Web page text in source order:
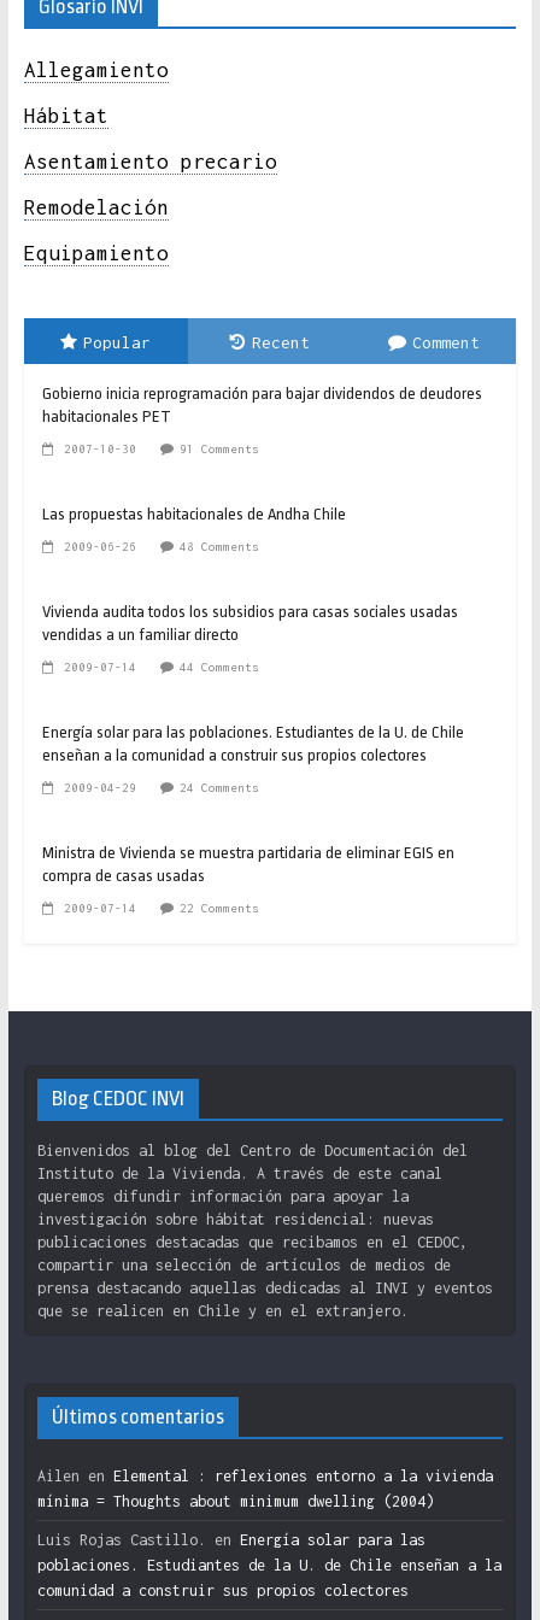
Glosario INVI
Allegamiento
Hábitat
Asentamiento precario
Remodelación
Equipamiento
Popular Recent Comment
Gobierno inicia reprogramación para bajar dividendos de deudores
habitacionales PET
2007-10-30 91 Comments
Las propuestas habitacionales de Andha Chile
2009-06-26 48 Comments
Vivienda audita todos los subsidios para casas sociales usadas
vendidas a un familiar directo
2009-07-14 44 Comments
Energía solar para las poblaciones. Estudiantes de la U. de Chile
enseñan a la comunidad a construir sus propios colectores
2009-04-29 24 Comments
Ministra de Vivienda se muestra partidaria de eliminar EGIS en
compra de casas usadas
2009-07-14 22 Comments
Blog CEDOC INVI
Bienvenidos al blog del Centro de Documentación del
Instituto de la Vivienda. A través de este canal
queremos difundir información para apoyar la
investigación sobre hábitat residencial: nuevas
publicaciones destacadas que recibamos en el CEDOC,
compartir una selección de artículos de medios de
prensa destacando aquellas dedicadas al INVI y eventos
que se realicen en Chile y en el extranjero.
Últimos comentarios
Ailen en Elemental : reflexiones entorno a la vivienda
mínima = Thoughts about minimum dwelling (2004)
Luis Rojas Castillo. en Energía solar para las
poblaciones. Estudiantes de la U. de Chile enseñan a la
comunidad a construir sus propios colectores